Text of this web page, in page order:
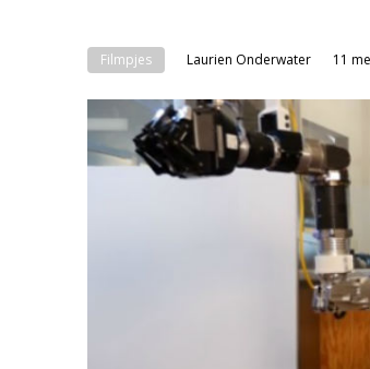
Filmpjes Laurien Onderwater 11